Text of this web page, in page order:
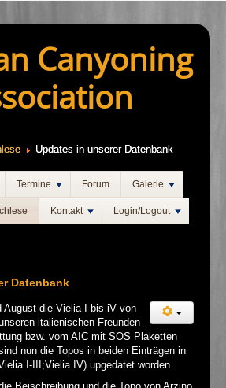
Canyoning
Updates in unserer Datenbank
Termine Forum Galerie
Kontakt Login/Logout
Datenbank
August die Vielia I bis iV von
italienischen Freunden
bzw. vom AIC mit SOS Plaketten
nun die Topos in beiden Einträgen in
I-III;Vielia IV) upgedatet worden.